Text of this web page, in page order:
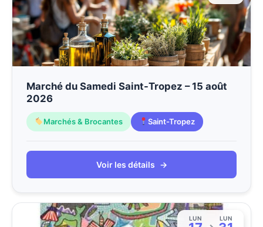
Marché du Samedi Saint-Tropez – 15 août
2026
Marchés & Brocantes Saint-Tropez
Voir les détails →
LUN LUN